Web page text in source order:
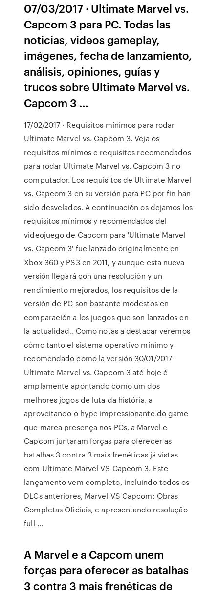
07/03/2017 · Ultimate Marvel vs.
Capcom 3 para PC. Todas las
noticias, videos gameplay,
imágenes, fecha de lanzamiento,
análisis, opiniones, guías y
trucos sobre Ultimate Marvel vs.
Capcom 3 …
17/02/2017 · Requisitos mínimos para rodar
Ultimate Marvel vs. Capcom 3. Veja os
requisitos mínimos e requisitos recomendados
para rodar Ultimate Marvel vs. Capcom 3 no
computador. Los requisitos de Ultimate Marvel
vs. Capcom 3 en su versión para PC por fin han
sido desvelados. A continuación os dejamos los
requisitos mínimos y recomendados del
videojuego de Capcom para 'Ultimate Marvel
vs. Capcom 3' fue lanzado originalmente en
Xbox 360 y PS3 en 2011, y aunque esta nueva
versión llegará con una resolución y un
rendimiento mejorados, los requisitos de la
versión de PC son bastante modestos en
comparación a los juegos que son lanzados en
la actualidad.. Como notas a destacar veremos
cómo tanto el sistema operativo mínimo y
recomendado como la versión 30/01/2017 ·
Ultimate Marvel vs. Capcom 3 até hoje é
amplamente apontando como um dos
melhores jogos de luta da história, a
aproveitando o hype impressionante do game
que marca presença nos PCs, a Marvel e
Capcom juntaram forças para oferecer as
batalhas 3 contra 3 mais frenéticas já vistas
com Ultimate Marvel VS Capcom 3. Este
lançamento vem completo, incluindo todos os
DLCs anteriores, Marvel VS Capcom: Obras
Completas Oficiais, e apresentando resolução
full …
A Marvel e a Capcom unem
forças para oferecer as batalhas
3 contra 3 mais frenéticas de